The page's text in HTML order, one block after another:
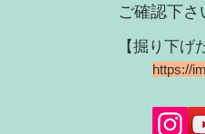
ご確認下さ
【掘り下げ
https://